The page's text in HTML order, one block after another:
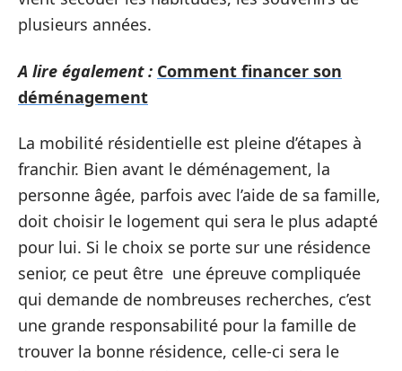
plusieurs années.
A lire également : Comment financer son
déménagement
La mobilité résidentielle est pleine d’étapes à
franchir. Bien avant le déménagement, la
personne âgée, parfois avec l’aide de sa famille,
doit choisir le logement qui sera le plus adapté
pour lui. Si le choix se porte sur une résidence
senior, ce peut être une épreuve compliquée
qui demande de nombreuses recherches, c’est
une grande responsabilité pour la famille de
trouver la bonne résidence, celle-ci sera le